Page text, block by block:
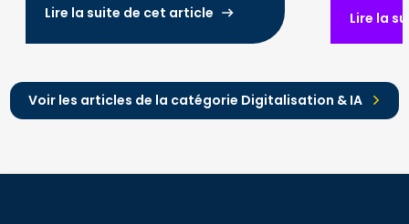
savoir en 2026.
Lire la suite de cet article
optimiser
renforcer
Lire la
Voir les articles de la catégorie Digitalisation & IA